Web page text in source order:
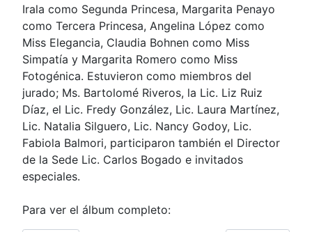
Irala como Segunda Princesa, Margarita Penayo
como Tercera Princesa, Angelina López como
Miss Elegancia, Claudia Bohnen como Miss
Simpatía y Margarita Romero como Miss
Fotogénica. Estuvieron como miembros del
jurado; Ms. Bartolomé Riveros, la Lic. Liz Ruiz
Díaz, el Lic. Fredy González, Lic. Laura Martínez,
Lic. Natalia Silguero, Lic. Nancy Godoy, Lic.
Fabiola Balmori, participaron también el Director
de la Sede Lic. Carlos Bogado e invitados
especiales.
Para ver el álbum completo: